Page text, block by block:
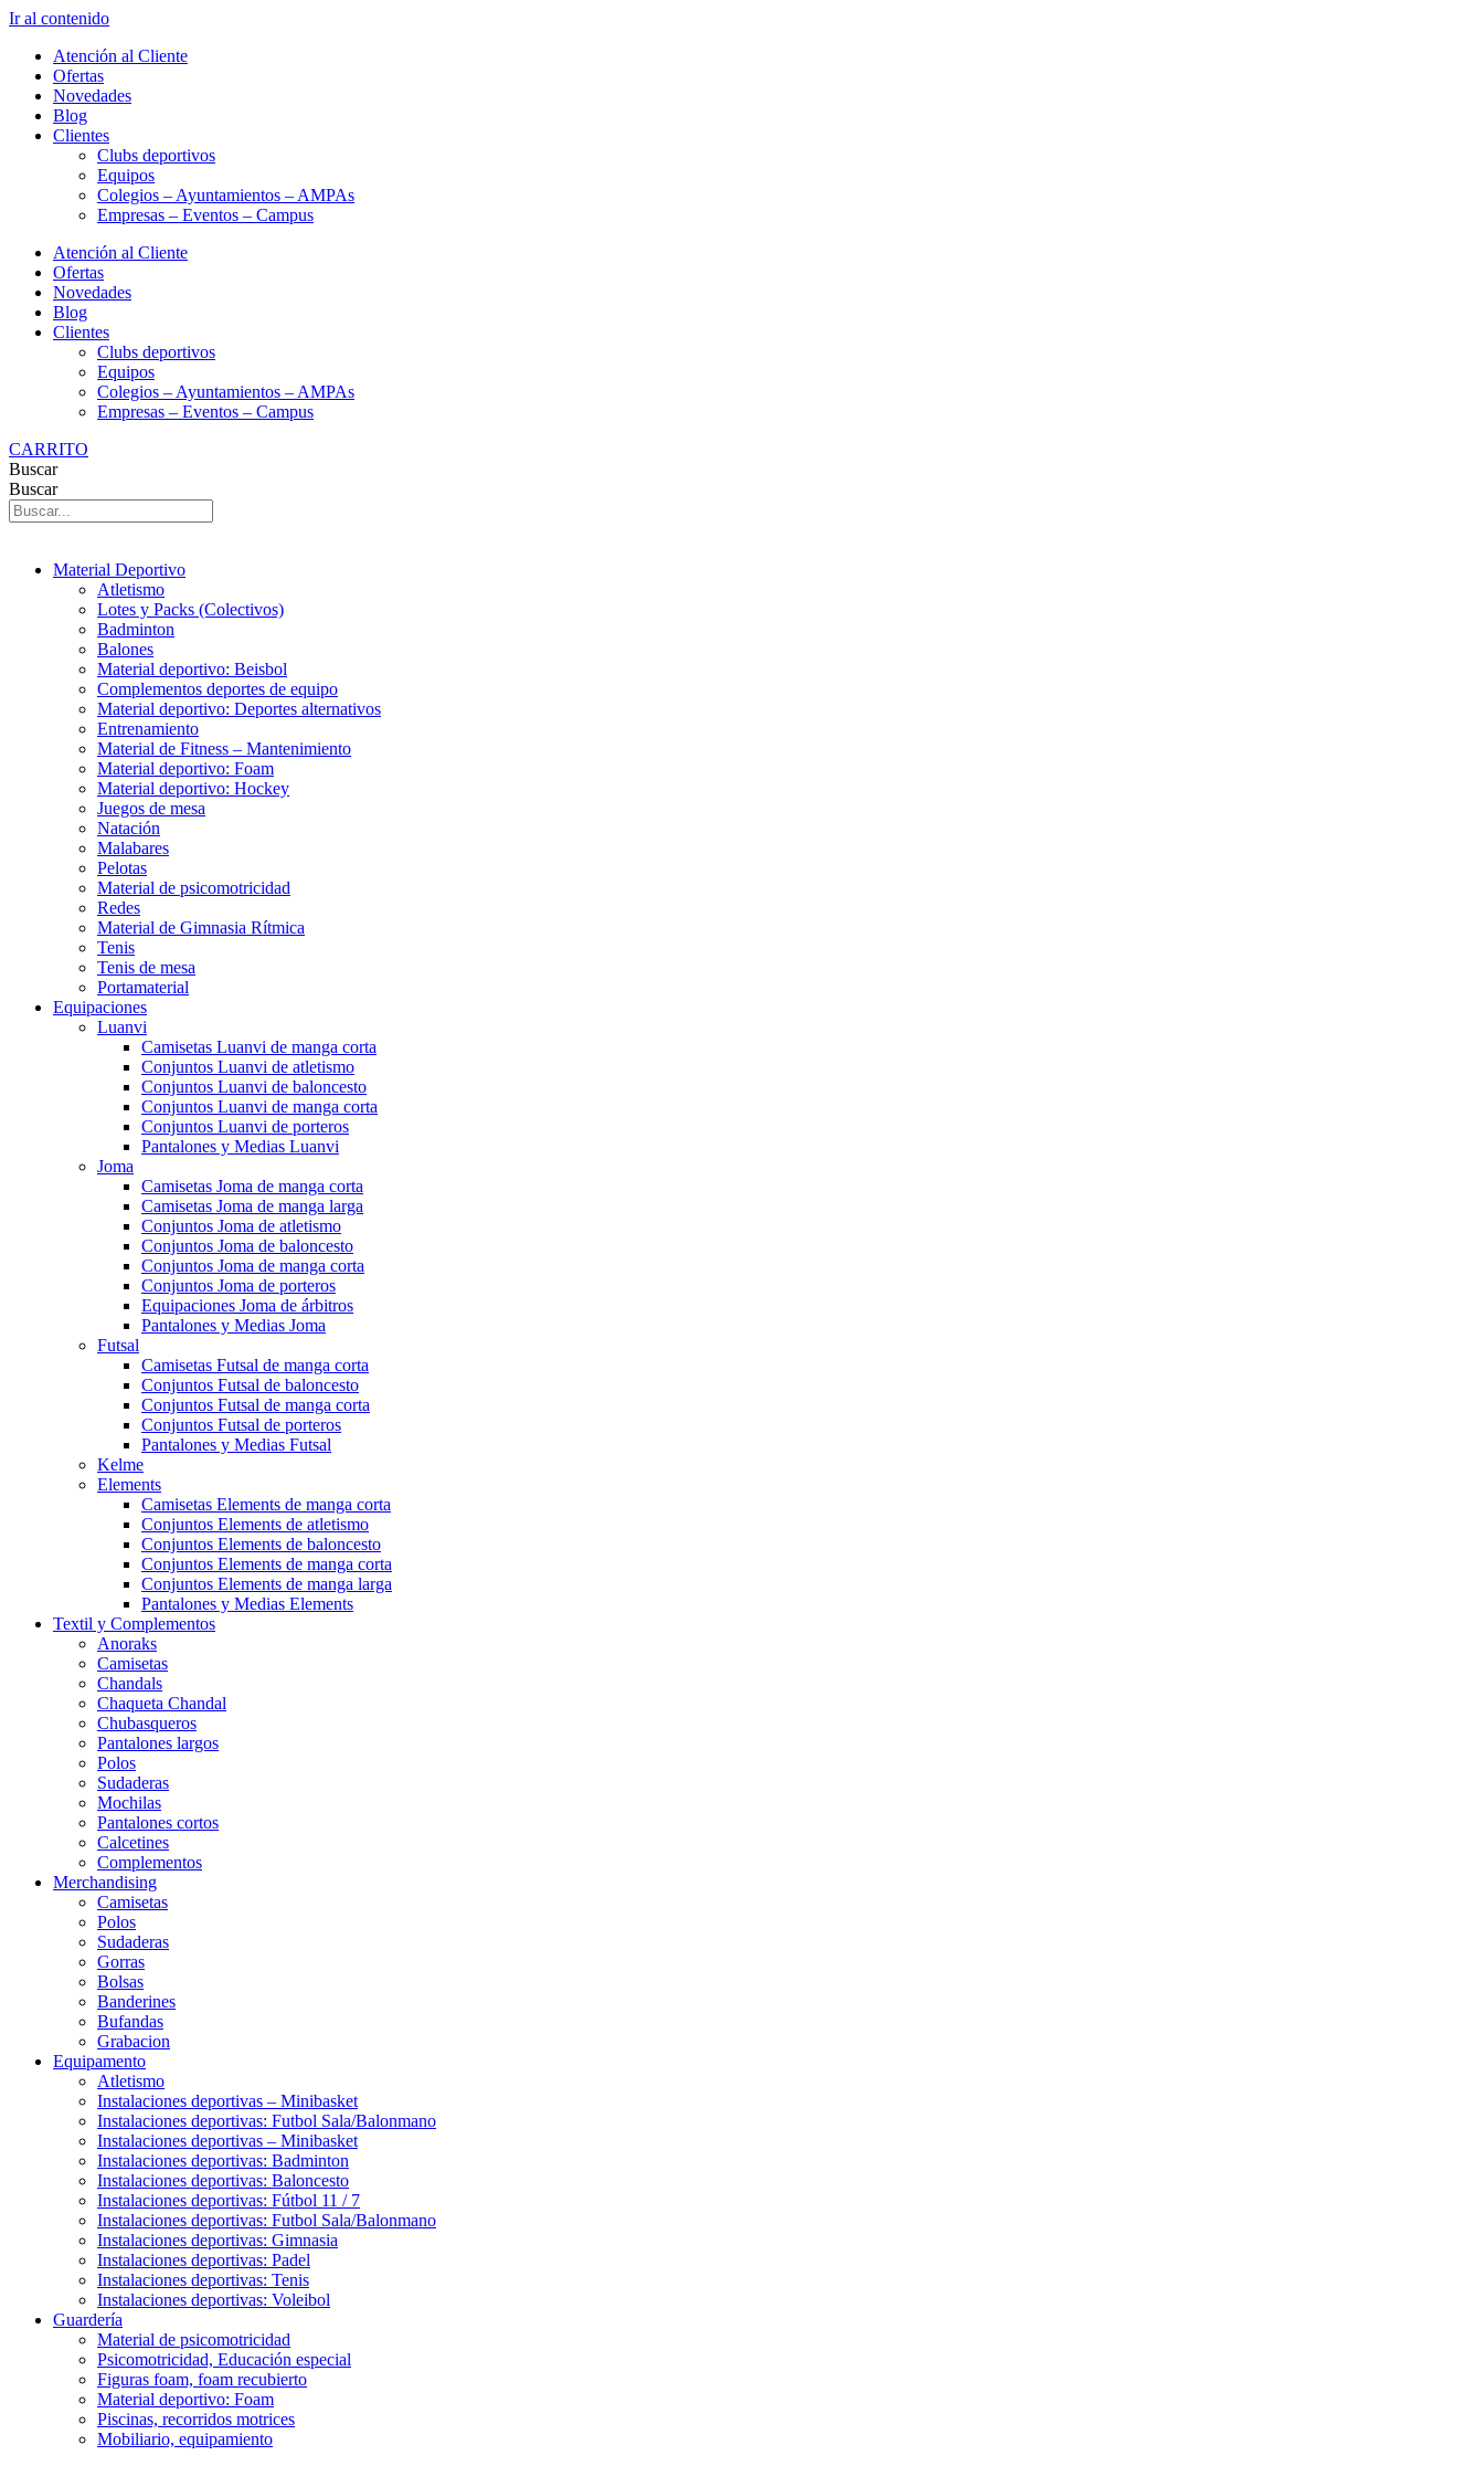
Ir al contenido
Atención al Cliente
Ofertas
Novedades
Blog
Clientes
Clubs deportivos
Equipos
Colegios – Ayuntamientos – AMPAs
Empresas – Eventos – Campus
Atención al Cliente
Ofertas
Novedades
Blog
Clientes
Clubs deportivos
Equipos
Colegios – Ayuntamientos – AMPAs
Empresas – Eventos – Campus
CARRITO
Buscar
Buscar
Material Deportivo
Atletismo
Lotes y Packs (Colectivos)
Badminton
Balones
Material deportivo: Beisbol
Complementos deportes de equipo
Material deportivo: Deportes alternativos
Entrenamiento
Material de Fitness – Mantenimiento
Material deportivo: Foam
Material deportivo: Hockey
Juegos de mesa
Natación
Malabares
Pelotas
Material de psicomotricidad
Redes
Material de Gimnasia Rítmica
Tenis
Tenis de mesa
Portamaterial
Equipaciones
Luanvi
Camisetas Luanvi de manga corta
Conjuntos Luanvi de atletismo
Conjuntos Luanvi de baloncesto
Conjuntos Luanvi de manga corta
Conjuntos Luanvi de porteros
Pantalones y Medias Luanvi
Joma
Camisetas Joma de manga corta
Camisetas Joma de manga larga
Conjuntos Joma de atletismo
Conjuntos Joma de baloncesto
Conjuntos Joma de manga corta
Conjuntos Joma de porteros
Equipaciones Joma de árbitros
Pantalones y Medias Joma
Futsal
Camisetas Futsal de manga corta
Conjuntos Futsal de baloncesto
Conjuntos Futsal de manga corta
Conjuntos Futsal de porteros
Pantalones y Medias Futsal
Kelme
Elements
Camisetas Elements de manga corta
Conjuntos Elements de atletismo
Conjuntos Elements de baloncesto
Conjuntos Elements de manga corta
Conjuntos Elements de manga larga
Pantalones y Medias Elements
Textil y Complementos
Anoraks
Camisetas
Chandals
Chaqueta Chandal
Chubasqueros
Pantalones largos
Polos
Sudaderas
Mochilas
Pantalones cortos
Calcetines
Complementos
Merchandising
Camisetas
Polos
Sudaderas
Gorras
Bolsas
Banderines
Bufandas
Grabacion
Equipamento
Atletismo
Instalaciones deportivas – Minibasket
Instalaciones deportivas: Futbol Sala/Balonmano
Instalaciones deportivas – Minibasket
Instalaciones deportivas: Badminton
Instalaciones deportivas: Baloncesto
Instalaciones deportivas: Fútbol 11 / 7
Instalaciones deportivas: Futbol Sala/Balonmano
Instalaciones deportivas: Gimnasia
Instalaciones deportivas: Padel
Instalaciones deportivas: Tenis
Instalaciones deportivas: Voleibol
Guardería
Material de psicomotricidad
Psicomotricidad, Educación especial
Figuras foam, foam recubierto
Material deportivo: Foam
Piscinas, recorridos motrices
Mobiliario, equipamiento